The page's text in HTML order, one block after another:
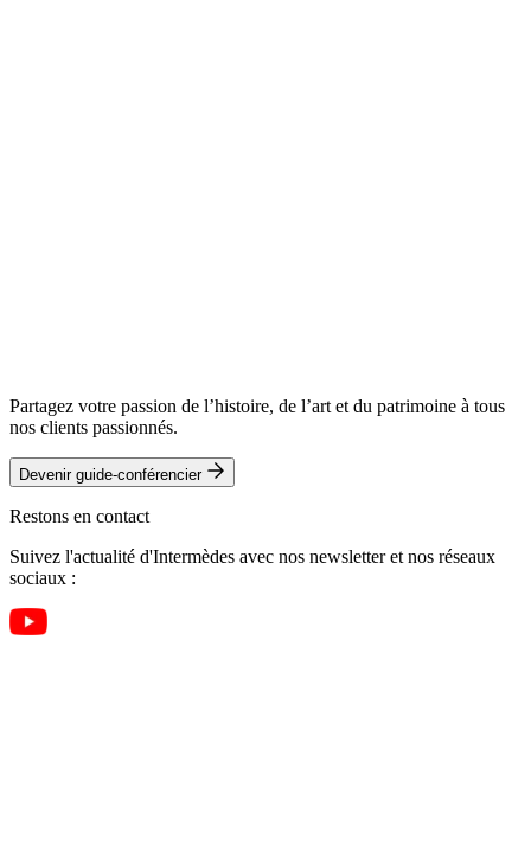
Partagez votre passion de l’histoire, de l’art et du patrimoine à tous
nos clients passionnés.
Devenir guide-conférencier
Restons en contact
Suivez l'actualité d'Intermèdes avec nos newsletter et nos réseaux
sociaux :